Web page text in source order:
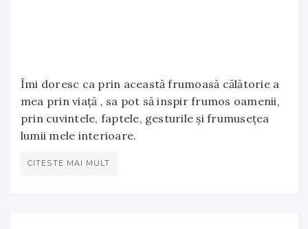
Îmi doresc ca prin această frumoasă călătorie a
mea prin viață , sa pot să inspir frumos oamenii,
prin cuvintele, faptele, gesturile și frumusețea
lumii mele interioare.
CITESTE MAI MULT